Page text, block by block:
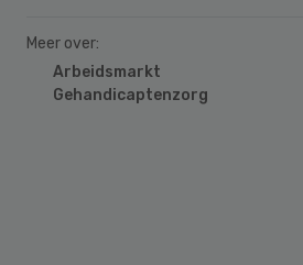
Meer over:
Arbeidsmarkt
Gehandicaptenzorg